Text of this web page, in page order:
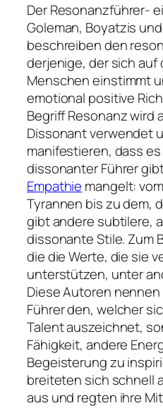
Der Resonanzführer-
Goleman, Boyatzis
beschreiben den
derjenige, der sich auf
Menschen einstimmt
emotional positive
Begriff Resonanz wird
Dissonant verwendet
manifestieren, dass
dissonanter Führer
Empathie mangelt:
Tyrannen bis zu dem,
gibt andere subtilere,
dissonante Stile. Zum
die die Werte, die sie
unterstützen, unter
Diese Autoren
Führer den, welcher
Talent auszeichnet,
Fähigkeit, andere
Begeisterung zu
breiteten sich schnell
aus und regten ihre